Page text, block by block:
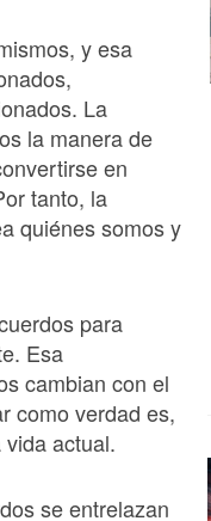
y esa
La
la manera de
en
tanto, la
quiénes somos y
para
Esa
cambian con el
como verdad es,
actual.
se entrelazan